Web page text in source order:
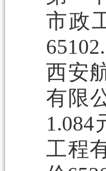
市政
西安
有限
工程